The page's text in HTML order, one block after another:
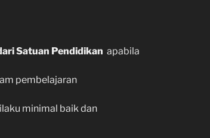
Satuan Pendidikan apabila
pembelajaran
minimal baik dan